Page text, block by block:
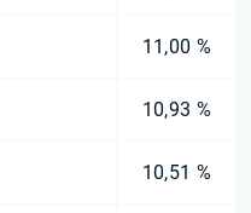
11,00 %
10,93 %
10,51 %